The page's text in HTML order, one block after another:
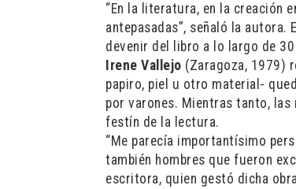
“En la literatura, en la creación
antepasadas”, señaló la
devenir del libro a lo largo de
Irene Vallejo (Zaragoza, 1979)
papiro, piel u otro material-
por varones. Mientras tanto,
festín de la lectura.
“Me parecía importantísimo
también hombres que fueron
escritora, quien gestó dicha